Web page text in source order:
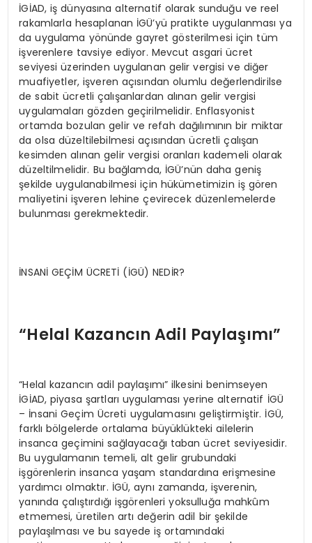
İGİAD, iş dünyasına alternatif olarak sunduğu ve reel
rakamlarla hesaplanan İGÜ’yü pratikte uygulanması ya
da uygulama yönünde gayret gösterilmesi için tüm
işverenlere tavsiye ediyor. Mevcut asgari ücret
seviyesi üzerinden uygulanan gelir vergisi ve diğer
muafiyetler, işveren açısından olumlu değerlendirilse
de sabit ücretli çalışanlardan alınan gelir vergisi
uygulamaları gözden geçirilmelidir. Enflasyonist
ortamda bozulan gelir ve refah dağılımının bir miktar
da olsa düzeltilebilmesi açısından ücretli çalışan
kesimden alınan gelir vergisi oranları kademeli olarak
düzeltilmelidir. Bu bağlamda, İGÜ’nün daha geniş
şekilde uygulanabilmesi için hükümetimizin iş gören
maliyetini işveren lehine çevirecek düzenlemelerde
bulunması gerekmektedir.
İNSANİ GEÇİM ÜCRETİ (İGÜ) NEDİR?
“Helal Kazancın Adil Paylaşımı”
“Helal kazancın adil paylaşımı” ilkesini benimseyen
İGİAD, piyasa şartları uygulaması yerine alternatif İGÜ
– İnsani Geçim Ücreti uygulamasını geliştirmiştir. İGÜ,
farklı bölgelerde ortalama büyüklükteki ailelerin
insanca geçimini sağlayacağı taban ücret seviyesidir.
Bu uygulamanın temeli, alt gelir grubundaki
işgörenlerin insanca yaşam standardına erişmesine
yardımcı olmaktır. İGÜ, aynı zamanda, işverenin,
yanında çalıştırdığı işgörenleri yoksulluğa mahkûm
etmemesi, üretilen artı değerin adil bir şekilde
paylaşılması ve bu sayede iş ortamındaki